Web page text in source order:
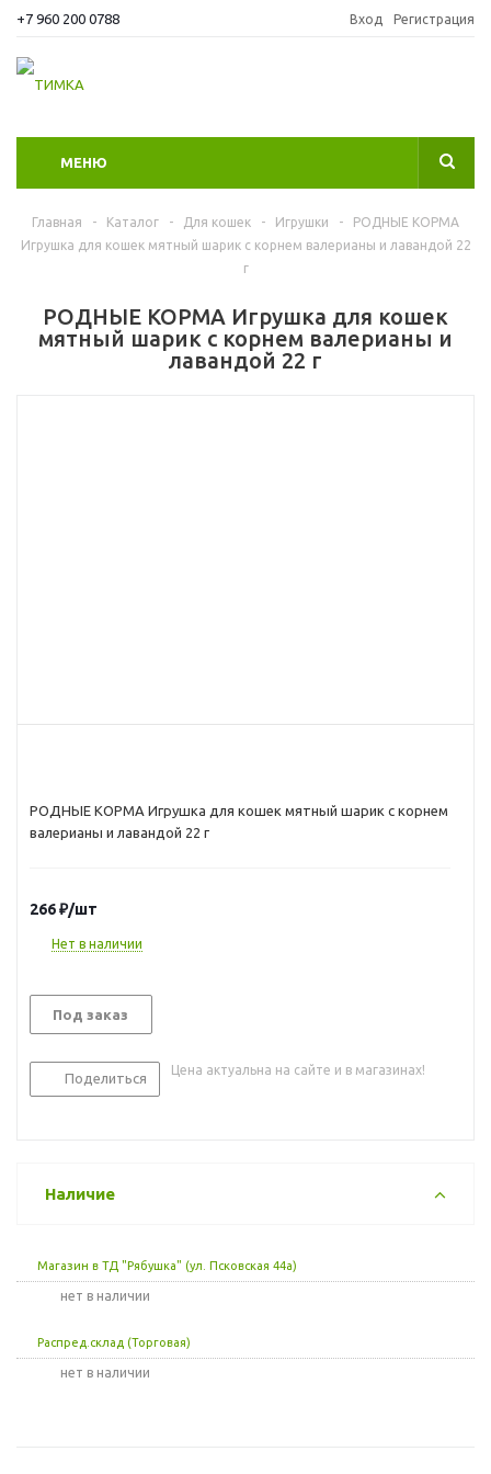
+7 960 200 0788 Вход Регистрация
МЕНЮ
Главная - Каталог - Для кошек - Игрушки -
РОДНЫЕ КОРМА
Игрушка для кошек мятный шарик с корнем валерианы и лавандой 22
г
РОДНЫЕ КОРМА Игрушка для кошек
мятный шарик с корнем валерианы и
лавандой 22 г
РОДНЫЕ КОРМА Игрушка для кошек мятный шарик с корнем
валерианы и лавандой 22 г
266₽/шт
Нет в наличии
Под заказ
Поделиться
Цена актуальна на сайте и в магазинах!
Наличие
Магазин в ТД "Рябушка" (ул. Псковская 44а)
Нет в наличии
Распред.склад (Торговая)
Нет в наличии